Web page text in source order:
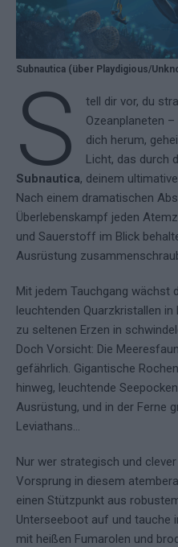
Subnautica (über Playdigious/
S
tell dir vor, du
Ozeanplaneten
dich herum,
Licht, das durch
Subnautica, deinem
Nach einem dramatischen
Überlebenskampf jeden
und Sauerstoff im Blick
Ausrüstung
Mit jedem Tauchgang wächst
leuchtenden Quarzkristallen
zu seltenen Erzen in
Doch Vorsicht: Die
gefährlich. Gigantische
hinweg, leuchtende
Ausrüstung, und in der Ferne
Leviathans…
Nur wer strategisch und
Vorsprung in diesem
einen Stützpunkt aus
Unterseeboot auf und tauche
mit heißen Fumarolen und